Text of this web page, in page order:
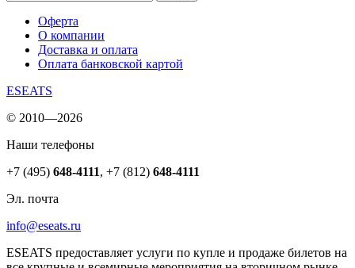
Оферта
О компании
Доставка и оплата
Оплата банковской картой
ESEATS
© 2010—2026
Наши телефоны
+7 (495) 648-4111, +7 (812) 648-4111
Эл. почта
info@eseats.ru
ESEATS предоставляет услуги по купле и продаже билетов на